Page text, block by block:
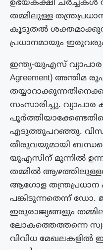
ഉഭയകക്ഷി ചർച്ചകൾ
തമ്മിലുള്ള
കൂടുതൽ
പ്രധാനമായും
ഇന്ത്യ-യുഎസ് വ്യാപാര
Agreement) അന്തിമ
സംസാരിച്ചു.
എടുത്തുപറഞ്ഞു. വിസ
തീരുവയുമായി
യുഎസിന് മുന്നിൽ
തമ്മിൽ
ആഗോള തന്ത്രപ്രധാന
പങ്കിടുന്നതെന്ന്
ഇരുരാജ്യങ്ങളും
ലോകത്തെത്തന്നെ
വിവിധ മേഖലകളിൽ